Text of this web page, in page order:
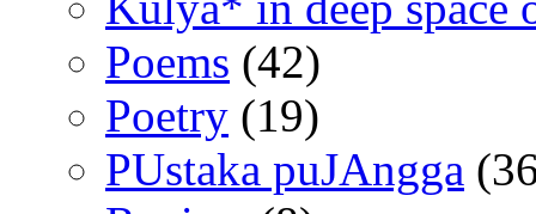
Poems (42)
Poetry (19)
PUstaka puJAngga